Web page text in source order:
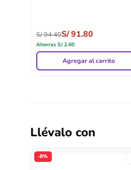
S/94.40S/91.80
Ahorras S/2.60
Agregar al carrito
Llévalo con
-8%